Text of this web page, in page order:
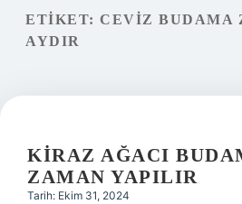
Hakkımızda
ETIKET: CEVIZ BUDAMA
AYDIR
KIRAZ AĞACI
ZAMAN YAPILIR
Tarih: Ekim 31, 2024